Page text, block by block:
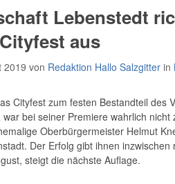
Lebenstedt
aus
2019 von Redaktion Hallo Salzgitter in
Cityfest zum festen Bestandteil des
bei seiner Premiere wahrlich
Oberbürgermeister Helmut
Der Erfolg gibt ihnen inzwischen
steigt die nächste Auflage.